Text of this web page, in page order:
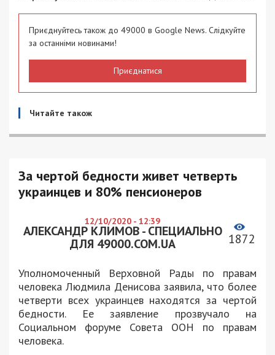
Приєднуйтесь також до 49000 в Google News. Слідкуйте
за останніми новинами!
Приєднатися
Читайте також
За чертой бедности живет четверть
украинцев и 80% пенсионеров
12/10/2020 - 12:39
АЛЕКСАНДР КЛИМОВ - СПЕЦИАЛЬНО
ДЛЯ 49000.COM.UA
1872
Уполномоченный Верховной Рады по правам
человека Людмила Денисова заявила, что более
четверти всех украинцев находятся за чертой
бедности. Ее заявление прозвучало на
Социальном форуме Совета ООН по правам
человека.